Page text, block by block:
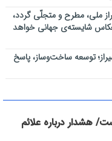
ملی، مطرح و متجلّی گردد،
شایسته‌ی جهانی خواهد
توسعه ساخت‌وساز، پاسخ
هشدار درباره علائم